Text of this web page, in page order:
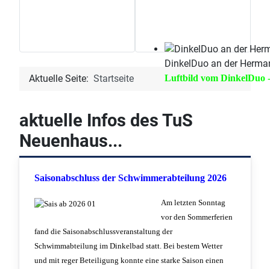
DinkelDuo an der
Luftbild vom DinkelDuo
Aktuelle Seite: Startseite
aktuelle Infos des TuS
Neuenhaus...
Saisonabschluss der Schwimmerabteilung 2026
Am letzten Sonntag
vor den Sommerferien
fand die Saisonabschlussveranstaltung der
Schwimmabteilung im Dinkelbad statt. Bei bestem Wetter
und mit reger Beteiligung konnte eine starke Saison einen